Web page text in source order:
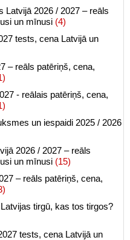
Latvijā 2026 / 2027 – reāls
un mīnusi (4)
tests, cena Latvijā un
– reāls patēriņš, cena,
- reālais patēriņš, cena,
un iespaidi 2025 / 2026
2026 / 2027 – reāls
un mīnusi (15)
– reāls patēriņš, cena,
tirgū, kas tos tirgos?
tests, cena Latvijā un